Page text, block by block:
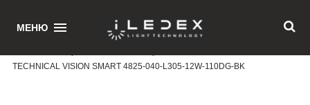
МЕНЮ
TECHNICAL VISION SMART 4825-040-L305-12W-110DG-BK